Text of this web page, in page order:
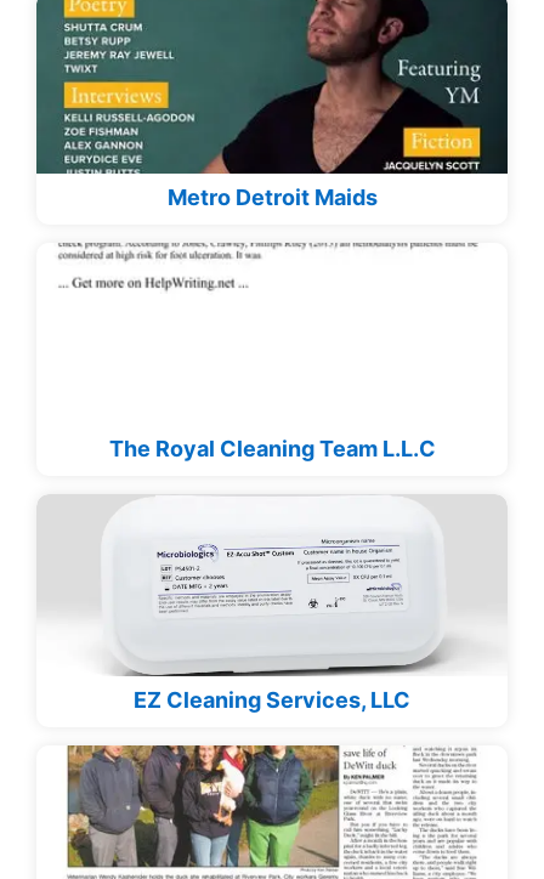
Metro Detroit Maids
The Royal Cleaning Team L.L.C
EZ Cleaning Services, LLC